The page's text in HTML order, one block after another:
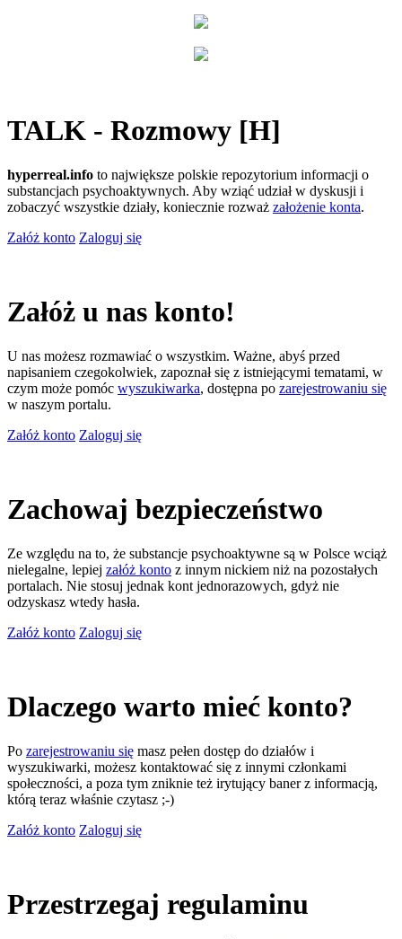
TALK - Rozmowy [H]
hyperreal.info to największe polskie repozytorium informacji o
substancjach psychoaktywnych. Aby wziąć udział w dyskusji i
zobaczyć wszystkie działy, koniecznie rozważ założenie konta.
Załóż konto Zaloguj się
Załóż u nas konto!
U nas możesz rozmawiać o wszystkim. Ważne, abyś przed
napisaniem czegokolwiek, zapoznał się z istniejącymi tematami, w
czym może pomóc wyszukiwarka, dostępna po zarejestrowaniu się
w naszym portalu.
Załóż konto Zaloguj się
Zachowaj bezpieczeństwo
Ze względu na to, że substancje psychoaktywne są w Polsce wciąż
nielegalne, lepiej załóż konto z innym nickiem niż na pozostałych
portalach. Nie stosuj jednak kont jednorazowych, gdyż nie
odzyskasz wtedy hasła.
Załóż konto Zaloguj się
Dlaczego warto mieć konto?
Po zarejestrowaniu się masz pełen dostęp do działów i
wyszukiwarki, możesz kontaktować się z innymi członkami
społeczności, a poza tym zniknie też irytujący baner z informacją,
którą teraz właśnie czytasz ;-)
Załóż konto Zaloguj się
Przestrzegaj regulaminu